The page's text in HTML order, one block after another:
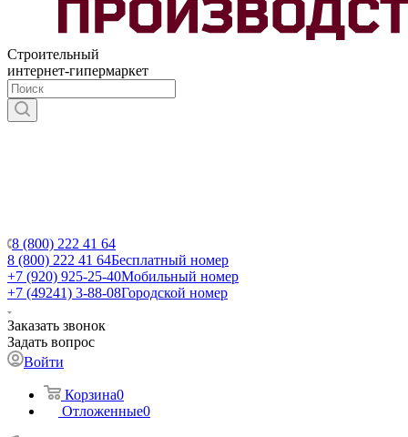
Строительный
интернет-гипермаркет
8 (800) 222 41 64
8 (800) 222 41 64Бесплатный номер
+7 (920) 925-25-40Мобильный номер
+7 (49241) 3-88-08Городской номер
Заказать звонок
Задать вопрос
Войти
Корзина0
Отложенные0